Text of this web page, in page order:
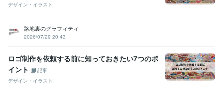
デザイン・イラスト
路地裏のグラフィティ
2026/07/29 20:43
ロゴ制作を依頼する前に知っておきたい7つのポ
イント
記事
デザイン・イラスト